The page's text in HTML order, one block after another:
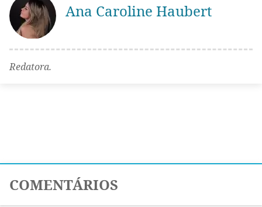
Ana Caroline Haubert
Redatora.
COMENTÁRIOS